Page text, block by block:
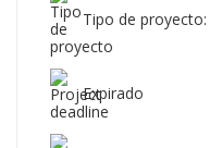
Tipo de
Expirado